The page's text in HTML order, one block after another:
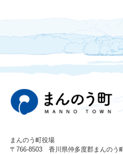
まんのう町役場
〒766-8503 香川県仲多度郡まんのう